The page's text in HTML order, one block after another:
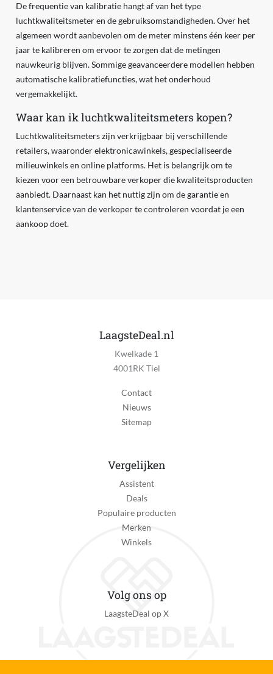
De frequentie van kalibratie hangt af van het type
luchtkwaliteitsmeter en de gebruiksomstandigheden. Over het
algemeen wordt aanbevolen om de meter minstens één keer per
jaar te kalibreren om ervoor te zorgen dat de metingen
nauwkeurig blijven. Sommige geavanceerdere modellen hebben
automatische kalibratiefuncties, wat het onderhoud
vergemakkelijkt.
Waar kan ik luchtkwaliteitsmeters kopen?
Luchtkwaliteitsmeters zijn verkrijgbaar bij verschillende
retailers, waaronder elektronicawinkels, gespecialiseerde
milieuwinkels en online platforms. Het is belangrijk om te
kiezen voor een betrouwbare verkoper die kwaliteitsproducten
aanbiedt. Daarnaast kan het nuttig zijn om de garantie en
klantenservice van de verkoper te controleren voordat je een
aankoop doet.
LaagsteDeal.nl
Kwelkade 1
4001RK Tiel
Contact
Nieuws
Sitemap
Vergelijken
Assistent
Deals
Populaire producten
Merken
Winkels
Volg ons op
LaagsteDeal op X